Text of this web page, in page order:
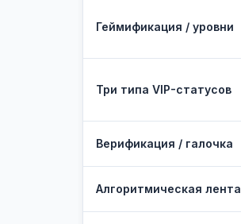
Геймификация / уровни
Три типа VIP-статусов
Верификация / галочка
Алгоритмическая лента